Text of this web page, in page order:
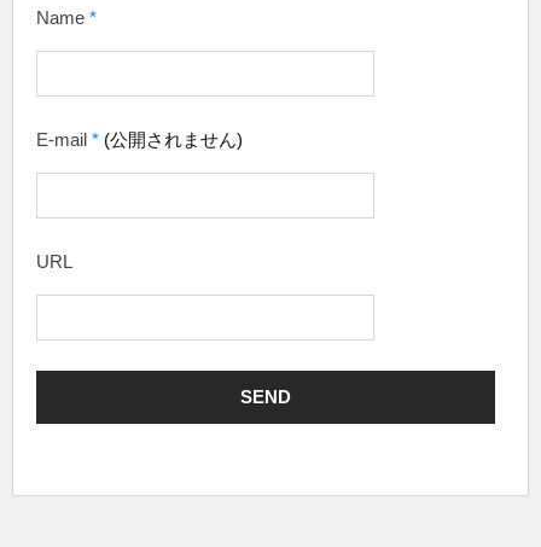
Name *
E-mail * (公開されません)
URL